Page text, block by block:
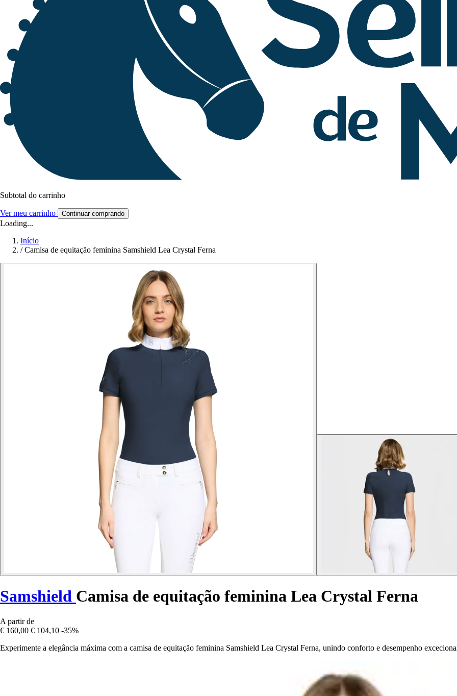
Subtotal do carrinho
Ver meu carrinho Continuar comprando
Loading...
Início
/ Camisa de equitação feminina Samshield Lea Crystal Ferna
Samshield Camisa de equitação feminina Lea Crystal Ferna
A partir de
€ 160,00 € 104,10 -35%
Experimente a elegância máxima com a camisa de equitação feminina Samshield Lea Crystal Ferna, unindo conforto e desempenho